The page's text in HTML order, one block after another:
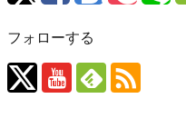
フォローする